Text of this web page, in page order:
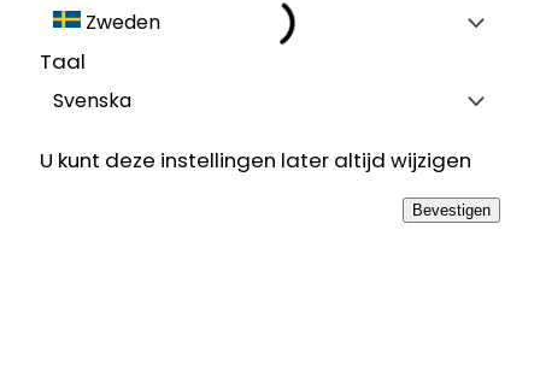
Zweden
Taal
Svenska
U kunt deze instellingen later altijd wijzigen
Bevestigen